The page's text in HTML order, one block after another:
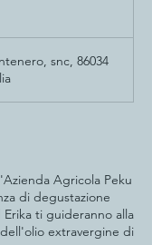
snc, 86034
Agricola Peku
di degustazione
ti guideranno alla
extravergine di